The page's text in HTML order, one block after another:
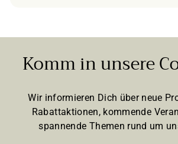
Komm in unsere
Wir informieren Dich über neue
Rabattaktionen, kommende
spannende Themen rund um